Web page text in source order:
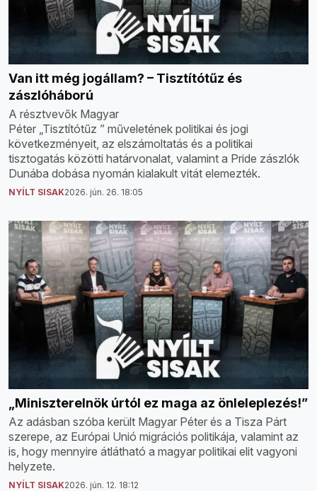
Van itt még jogállam? – Tisztítótűz és
zászlóháború
A résztvevők Magyar
Péter „Tisztítótűz ” műveletének politikai és jogi
következményeit, az elszámoltatás és a politikai
tisztogatás közötti határvonalat, valamint a Pride zászlók
Dunába dobása nyomán kialakult vitát elemezték.
NYÍLT SISAK2026. jún. 26. 18:05
„Miniszterelnök úrtól ez maga az önleleplezés!”
Az adásban szóba került Magyar Péter és a Tisza Párt
szerepe, az Európai Unió migrációs politikája, valamint az
is, hogy mennyire átlátható a magyar politikai elit vagyoni
helyzete.
NYÍLT SISAK2026. jún. 12. 18:12